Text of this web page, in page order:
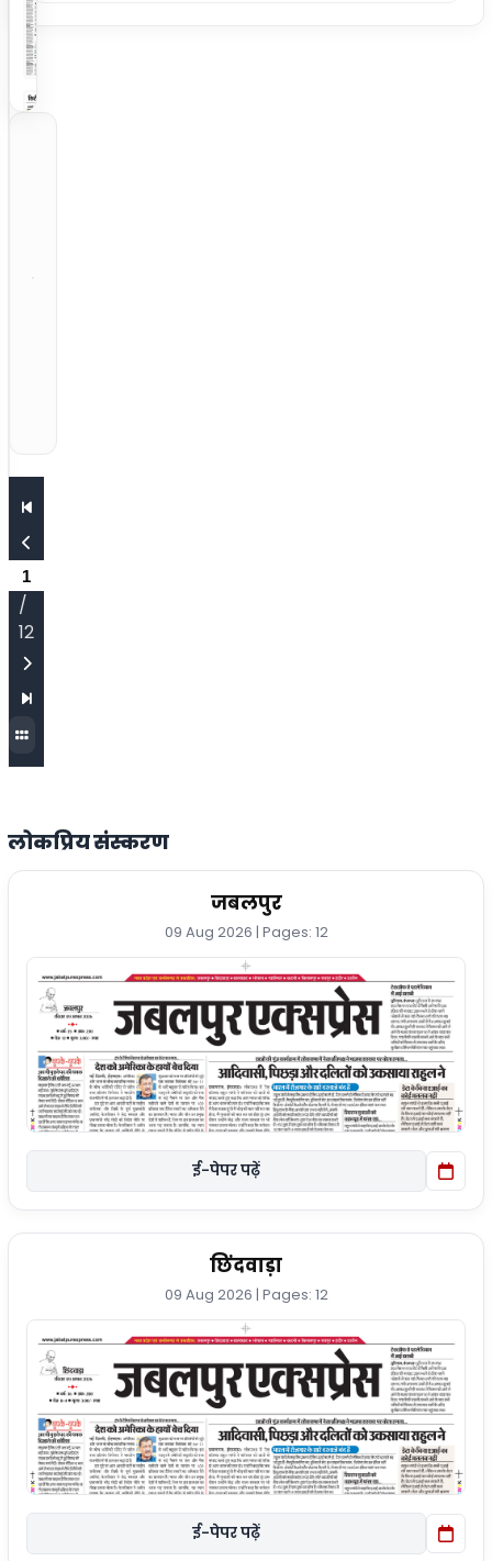
/
12
लोकप्रिय संस्करण
जबलपुर
09 Aug 2026 | Pages: 12
ई-पेपर पढ़ें
छिंदवाड़ा
09 Aug 2026 | Pages: 12
ई-पेपर पढ़ें